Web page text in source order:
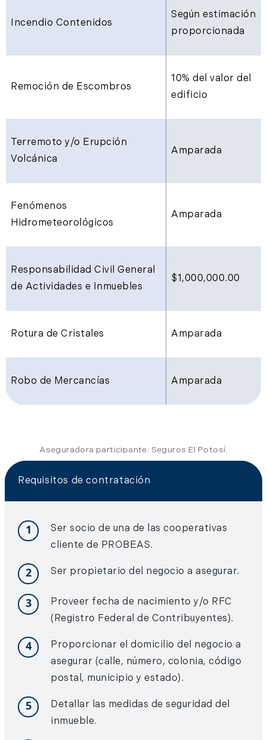
Incendio Contenidos
Según estimación
proporcionada
Remoción de Escombros
10% del valor del
edificio
Terremoto y/o Erupción
Volcánica
Amparada
Fenómenos
Hidrometeorológicos
Amparada
Responsabilidad Civil General
de Actividades e Inmuebles
$1,000,000.00
Rotura de Cristales Amparada
Robo de Mercancías Amparada
Aseguradora participante: Seguros El Potosí.
Requisitos de contratación
1
Ser socio de una de las cooperativas
cliente de PROBEAS.
2 Ser propietario del negocio a asegurar.
3
Proveer fecha de nacimiento y/o RFC
(Registro Federal de Contribuyentes).
4
Proporcionar el domicilio del negocio a
asegurar (calle, número, colonia, código
postal, municipio y estado).
5
Detallar las medidas de seguridad del
inmueble.